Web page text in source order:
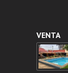
VENTA